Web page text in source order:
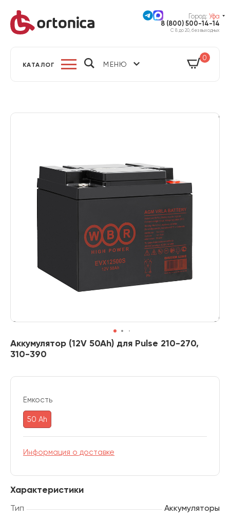
Город:Уфа
8 (800) 500-14-14
С 8 до 20, без выходных
КАТАЛОГ МЕНЮ
0
Аккумулятор (12V 50Ah) для Pulse 210-270,
310-390
Характеристики
Тип
Аккумуляторы
Емкость
50 Ah
Информация о доставке